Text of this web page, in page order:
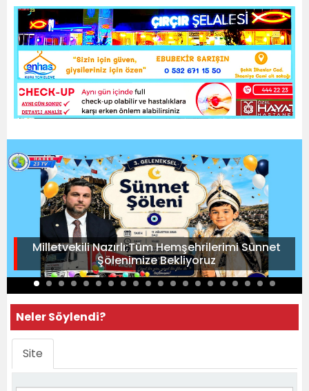
Milletvekili Nazırlı:Tüm Hemşehrilerimi Sünnet
Şölenimize Bekliyoruz
Neler Söylendi?
Site